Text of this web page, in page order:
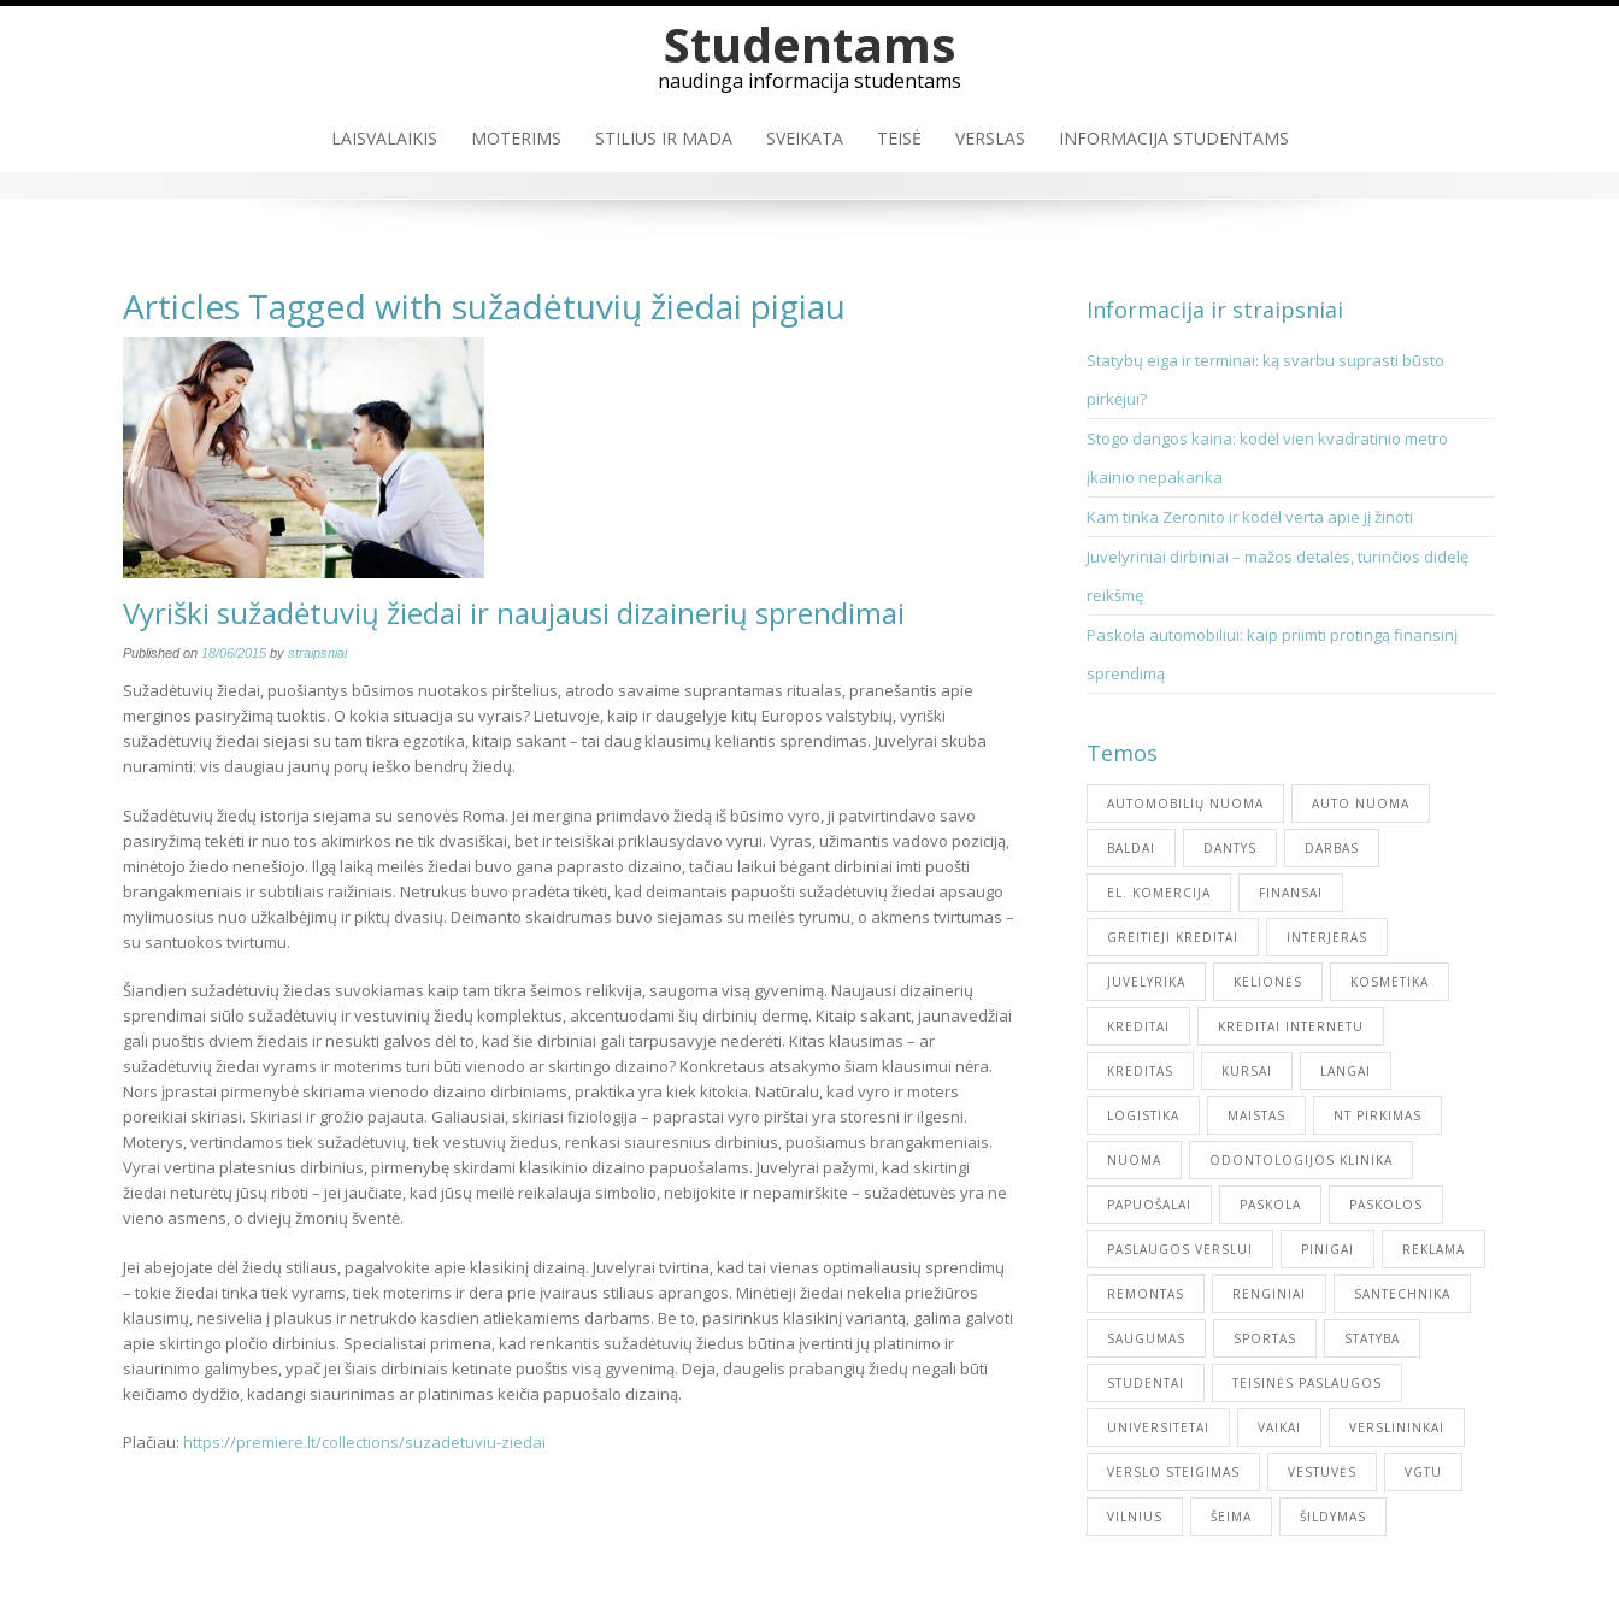
Studentams
naudinga informacija studentams
LAISVALAIKIS MOTERIMS STILIUS IR MADA SVEIKATA TEISĖ VERSLAS INFORMACIJA STUDENTAMS
Articles Tagged with sužadėtuvių žiedai pigiau
Vyriški sužadėtuvių žiedai ir naujausi dizainerių sprendimai
Published on 18/06/2015 by straipsniai
Sužadėtuvių žiedai, puošiantys būsimos nuotakos pirštelius, atrodo savaime suprantamas ritualas, pranešantis apie
merginos pasiryžimą tuoktis. O kokia situacija su vyrais? Lietuvoje, kaip ir daugelyje kitų Europos valstybių, vyriški
sužadėtuvių žiedai siejasi su tam tikra egzotika, kitaip sakant – tai daug klausimų keliantis sprendimas. Juvelyrai skuba
nuraminti: vis daugiau jaunų porų ieško bendrų žiedų.
Sužadėtuvių žiedų istorija siejama su senovės Roma. Jei mergina priimdavo žiedą iš būsimo vyro, ji patvirtindavo savo
pasiryžimą tekėti ir nuo tos akimirkos ne tik dvasiškai, bet ir teisiškai priklausydavo vyrui. Vyras, užimantis vadovo poziciją,
minėtojo žiedo nenešiojo. Ilgą laiką meilės žiedai buvo gana paprasto dizaino, tačiau laikui bėgant dirbiniai imti puošti
brangakmeniais ir subtiliais raižiniais. Netrukus buvo pradėta tikėti, kad deimantais papuošti sužadėtuvių žiedai apsaugo
mylimuosius nuo užkalbėjimų ir piktų dvasių. Deimanto skaidrumas buvo siejamas su meilės tyrumu, o akmens tvirtumas –
su santuokos tvirtumu.
Šiandien sužadėtuvių žiedas suvokiamas kaip tam tikra šeimos relikvija, saugoma visą gyvenimą. Naujausi dizainerių
sprendimai siūlo sužadėtuvių ir vestuvinių žiedų komplektus, akcentuodami šių dirbinių dermę. Kitaip sakant, jaunavedžiai
gali puoštis dviem žiedais ir nesukti galvos dėl to, kad šie dirbiniai gali tarpusavyje nederėti. Kitas klausimas – ar
sužadėtuvių žiedai vyrams ir moterims turi būti vienodo ar skirtingo dizaino? Konkretaus atsakymo šiam klausimui nėra.
Nors įprastai pirmenybė skiriama vienodo dizaino dirbiniams, praktika yra kiek kitokia. Natūralu, kad vyro ir moters
poreikiai skiriasi. Skiriasi ir grožio pajauta. Galiausiai, skiriasi fiziologija – paprastai vyro pirštai yra storesni ir ilgesni.
Moterys, vertindamos tiek sužadėtuvių, tiek vestuvių žiedus, renkasi siauresnius dirbinius, puošiamus brangakmeniais.
Vyrai vertina platesnius dirbinius, pirmenybę skirdami klasikinio dizaino papuošalams. Juvelyrai pažymi, kad skirtingi
žiedai neturėtų jūsų riboti – jei jaučiate, kad jūsų meilė reikalauja simbolio, nebijokite ir nepamirškite – sužadėtuvės yra ne
vieno asmens, o dviejų žmonių šventė.
Jei abejojate dėl žiedų stiliaus, pagalvokite apie klasikinį dizainą. Juvelyrai tvirtina, kad tai vienas optimaliausių sprendimų
– tokie žiedai tinka tiek vyrams, tiek moterims ir dera prie įvairaus stiliaus aprangos. Minėtieji žiedai nekelia priežiūros
klausimų, nesivelia į plaukus ir netrukdo kasdien atliekamiems darbams. Be to, pasirinkus klasikinį variantą, galima galvoti
apie skirtingo pločio dirbinius. Specialistai primena, kad renkantis sužadėtuvių žiedus būtina įvertinti jų platinimo ir
siaurinimo galimybes, ypač jei šiais dirbiniais ketinate puoštis visą gyvenimą. Deja, daugelis prabangių žiedų negali būti
keičiamo dydžio, kadangi siaurinimas ar platinimas keičia papuošalo dizainą.
Plačiau: https://premiere.lt/collections/suzadetuviu-ziedai
Informacija ir straipsniai
Statybų eiga ir terminai: ką svarbu suprasti būsto
pirkėjui?
Stogo dangos kaina: kodėl vien kvadratinio metro
įkainio nepakanka
Kam tinka Zeronito ir kodėl verta apie jį žinoti
Juvelyriniai dirbiniai – mažos detalės, turinčios didelę
reikšmę
Paskola automobiliui: kaip priimti protingą finansinį
sprendimą
Temos
AUTOMOBILIŲ NUOMA AUTO NUOMA
BALDAI DANTYS DARBAS
EL. KOMERCIJA FINANSAI
GREITIEJI KREDITAI INTERJERAS
JUVELYRIKA KELIONĖS KOSMETIKA
KREDITAI KREDITAI INTERNETU
KREDITAS KURSAI LANGAI
LOGISTIKA MAISTAS NT PIRKIMAS
NUOMA ODONTOLOGIJOS KLINIKA
PAPUOŠALAI PASKOLA PASKOLOS
PASLAUGOS VERSLUI PINIGAI REKLAMA
REMONTAS RENGINIAI SANTECHNIKA
SAUGUMAS SPORTAS STATYBA
STUDENTAI TEISINĖS PASLAUGOS
UNIVERSITETAI VAIKAI VERSLININKAI
VERSLO STEIGIMAS VESTUVĖS VGTU
VILNIUS ŠEIMA ŠILDYMAS